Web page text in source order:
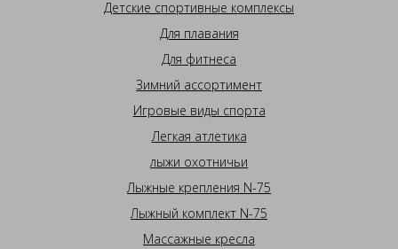
Детские спортивные комплексы
Для плавания
Для фитнеса
Зимний ассортимент
Игровые виды спорта
Легкая атлетика
лыжи охотничьи
Лыжные крепления N-75
Лыжный комплект N-75
Массажные кресла